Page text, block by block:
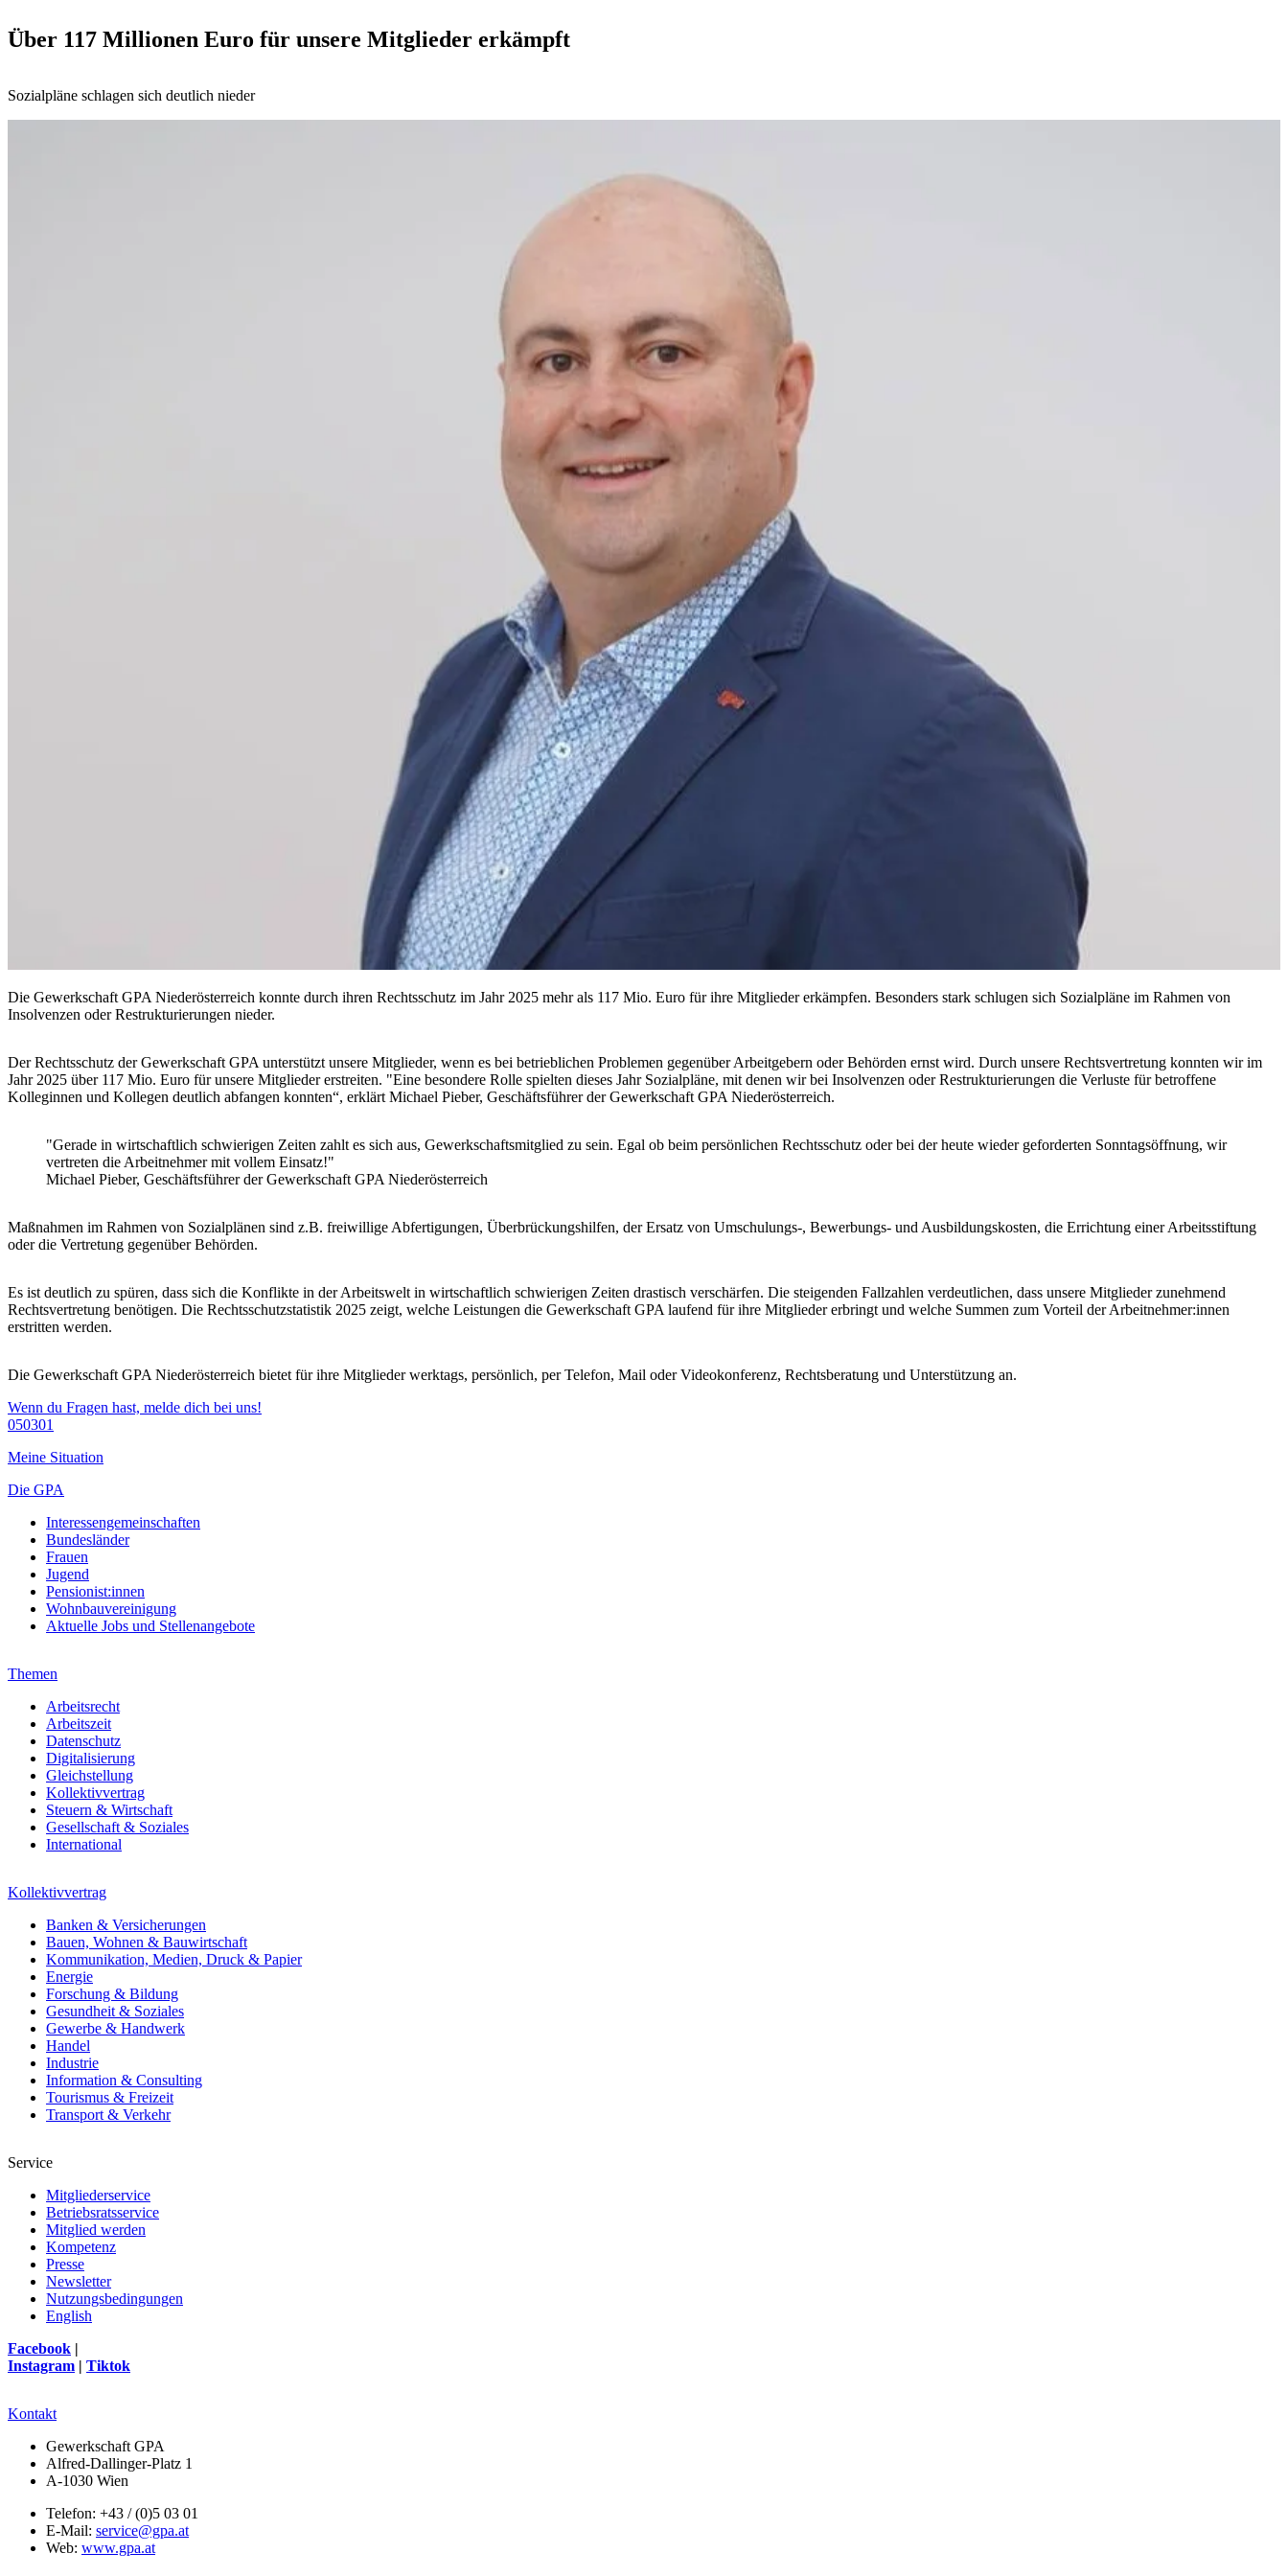
Über 117 Millionen Euro für unsere Mitglieder erkämpft
Sozialpläne schlagen sich deutlich nieder
Die Gewerkschaft GPA Niederösterreich konnte durch ihren Rechtsschutz im Jahr 2025 mehr als 117 Mio. Euro für ihre Mitglieder erkämpfen. Besonders stark schlugen sich Sozialpläne im Rahmen von
Insolvenzen oder Restrukturierungen nieder.
Der Rechtsschutz der Gewerkschaft GPA unterstützt unsere Mitglieder, wenn es bei betrieblichen Problemen gegenüber Arbeitgebern oder Behörden ernst wird. Durch unsere Rechtsvertretung konnten wir im
Jahr 2025 über 117 Mio. Euro für unsere Mitglieder erstreiten. "Eine besondere Rolle spielten dieses Jahr Sozialpläne, mit denen wir bei Insolvenzen oder Restrukturierungen die Verluste für betroffene
Kolleginnen und Kollegen deutlich abfangen konnten“, erklärt Michael Pieber, Geschäftsführer der Gewerkschaft GPA Niederösterreich.
"Gerade in wirtschaftlich schwierigen Zeiten zahlt es sich aus, Gewerkschaftsmitglied zu sein. Egal ob beim persönlichen Rechtsschutz oder bei der heute wieder geforderten Sonntagsöffnung, wir
vertreten die Arbeitnehmer mit vollem Einsatz!"
Michael Pieber, Geschäftsführer der Gewerkschaft GPA Niederösterreich
Maßnahmen im Rahmen von Sozialplänen sind z.B. freiwillige Abfertigungen, Überbrückungshilfen, der Ersatz von Umschulungs-, Bewerbungs- und Ausbildungskosten, die Errichtung einer Arbeitsstiftung
oder die Vertretung gegenüber Behörden.
Es ist deutlich zu spüren, dass sich die Konflikte in der Arbeitswelt in wirtschaftlich schwierigen Zeiten drastisch verschärfen. Die steigenden Fallzahlen verdeutlichen, dass unsere Mitglieder zunehmend
Rechtsvertretung benötigen. Die Rechtsschutzstatistik 2025 zeigt, welche Leistungen die Gewerkschaft GPA laufend für ihre Mitglieder erbringt und welche Summen zum Vorteil der Arbeitnehmer:innen
erstritten werden.
Die Gewerkschaft GPA Niederösterreich bietet für ihre Mitglieder werktags, persönlich, per Telefon, Mail oder Videokonferenz, Rechtsberatung und Unterstützung an.
Wenn du Fragen hast, melde dich bei uns!
050301
Meine Situation
Die GPA
Interessengemeinschaften
Bundesländer
Frauen
Jugend
Pensionist:innen
Wohnbauvereinigung
Aktuelle Jobs und Stellenangebote
Themen
Arbeitsrecht
Arbeitszeit
Datenschutz
Digitalisierung
Gleichstellung
Kollektivvertrag
Steuern & Wirtschaft
Gesellschaft & Soziales
International
Kollektivvertrag
Banken & Versicherungen
Bauen, Wohnen & Bauwirtschaft
Kommunikation, Medien, Druck & Papier
Energie
Forschung & Bildung
Gesundheit & Soziales
Gewerbe & Handwerk
Handel
Industrie
Information & Consulting
Tourismus & Freizeit
Transport & Verkehr
Service
Mitgliederservice
Betriebsratsservice
Mitglied werden
Kompetenz
Presse
Newsletter
Nutzungsbedingungen
English
Facebook |
Instagram | Tiktok
Kontakt
Gewerkschaft GPA
Alfred-Dallinger-Platz 1
A-1030 Wien
Telefon: +43 / (0)5 03 01
E-Mail: service@gpa.at
Web: www.gpa.at